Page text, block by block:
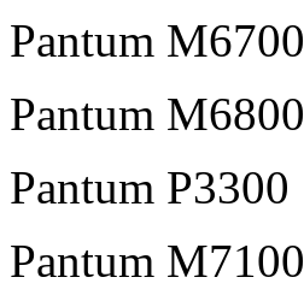
Pantum M6700
Pantum M6800
Pantum P3300
Pantum M7100